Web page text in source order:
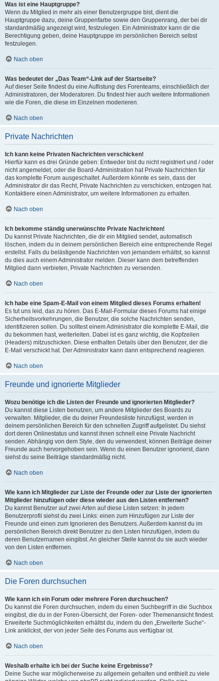
Was ist eine Hauptgruppe?
Wenn du Mitglied in mehr als einer Benutzergruppe bist, dient die
Hauptgruppe dazu, deine Gruppenfarbe sowie den Gruppenrang, der bei dir
standardmäßig angezeigt wird, festzulegen. Ein Administrator kann dir die
Berechtigung geben, deine Hauptgruppe im persönlichen Bereich selbst
festzulegen.
Nach oben
Was bedeutet der „Das Team“-Link auf der Startseite?
Auf dieser Seite findest du eine Auflistung des Forenteams, einschließlich der
Administratoren, der Moderatoren. Du findest hier auch weitere Informationen
wie die Foren, die diese im Einzelnen moderieren.
Nach oben
Private Nachrichten
Ich kann keine Privaten Nachrichten verschicken!
Hierfür kann es drei Gründe geben: Entweder bist du nicht registriert und / oder
nicht angemeldet, oder die Board-Administration hat Private Nachrichten für
das komplette Forum ausgeschaltet. Außerdem könnte es sein, dass der
Administrator dir das Recht, Private Nachrichten zu verschicken, entzogen hat.
Kontaktiere einen Administrator, um weitere Informationen zu erhalten.
Nach oben
Ich bekomme ständig unerwünschte Private Nachrichten!
Du kannst Private Nachrichten, die dir ein Mitglied sendet, automatisch
löschen, indem du in deinem persönlichen Bereich eine entsprechende Regel
erstellst. Falls du belästigende Nachrichten von jemandem erhältst, so kannst
du dies auch einem Administrator melden. Dieser kann dem betreffenden
Mitglied dann verbieten, Private Nachrichten zu versenden.
Nach oben
Ich habe eine Spam-E-Mail von einem Mitglied dieses Forums erhalten!
Es tut uns leid, das zu hören. Das E-Mail-Formular dieses Forums hat einige
Sicherheitsvorkehrungen, die Benutzer, die solche Nachrichten senden,
identifizieren sollen. Du solltest einem Administrator die komplette E-Mail, die
du bekommen hast, weiterleiten. Dabei ist es ganz wichtig, die Kopfzeilen
(Headers) mitzuschicken. Diese enthalten Details über den Benutzer, der die
E-Mail verschickt hat. Der Administrator kann dann entsprechend reagieren.
Nach oben
Freunde und ignorierte Mitglieder
Wozu benötige ich die Listen der Freunde und ignorierten Mitglieder?
Du kannst diese Listen benutzen, um andere Mitglieder des Boards zu
verwalten. Mitglieder, die du deiner Freundesliste hinzufügst, werden in
deinem persönlichen Bereich für den schnellen Zugriff aufgelistet. Du siehst
dort deren Onlinestatus und kannst ihnen schnell eine Private Nachricht
senden. Abhängig von dem Style, den du verwendest, können Beiträge deiner
Freunde auch hervorgehoben sein. Wenn du einen Benutzer ignorierst, dann
siehst du seine Beiträge standardmäßig nicht.
Nach oben
Wie kann ich Mitglieder zur Liste der Freunde oder zur Liste der ignorierten
Mitglieder hinzufügen oder diese wieder aus den Listen entfernen?
Du kannst Benutzer auf zwei Arten auf diese Listen setzen: In jedem
Benutzerprofil siehst du zwei Links: einen zum Hinzufügen zur Liste der
Freunde und einen zum Ignorieren des Benutzers. Außerdem kannst du im
persönlichen Bereich direkt Benutzer zu den Listen hinzufügen, indem du
deren Benutzernamen eingibst. An gleicher Stelle kannst du sie auch wieder
von den Listen entfernen.
Nach oben
Die Foren durchsuchen
Wie kann ich ein Forum oder mehrere Foren durchsuchen?
Du kannst die Foren durchsuchen, indem du einen Suchbegriff in die Suchbox
eingibst, die du in der Foren-Übersicht, der Foren- oder Themenansicht findest.
Erweiterte Suchmöglichkeiten erhältst du, indem du den „Erweiterte Suche“-
Link anklickst, der von jeder Seite des Forums aus verfügbar ist.
Nach oben
Weshalb erhalte ich bei der Suche keine Ergebnisse?
Deine Suche war möglicherweise zu allgemein gehalten und enthielt zu viele